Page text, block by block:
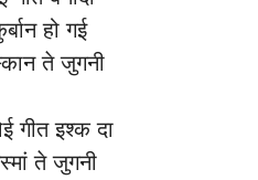
हो गई
ते जुगनी
गीत इश्क दा
ते जुगनी